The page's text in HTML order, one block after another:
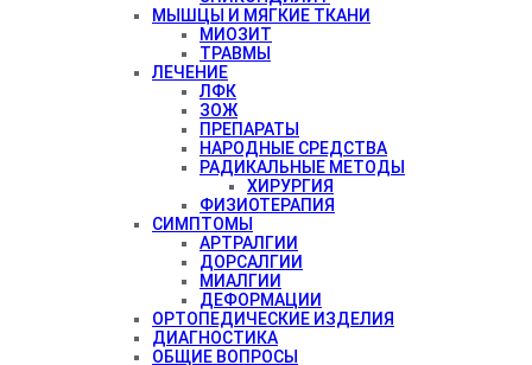
МЫШЦЫ И МЯГКИЕ ТКАНИ
МИОЗИТ
ТРАВМЫ
ЛЕЧЕНИЕ
ЛФК
ЗОЖ
ПРЕПАРАТЫ
НАРОДНЫЕ СРЕДСТВА
РАДИКАЛЬНЫЕ МЕТОДЫ
ХИРУРГИЯ
ФИЗИОТЕРАПИЯ
СИМПТОМЫ
АРТРАЛГИИ
ДОРСАЛГИИ
МИАЛГИИ
ДЕФОРМАЦИИ
ОРТОПЕДИЧЕСКИЕ ИЗДЕЛИЯ
ДИАГНОСТИКА
ОБЩИЕ ВОПРОСЫ